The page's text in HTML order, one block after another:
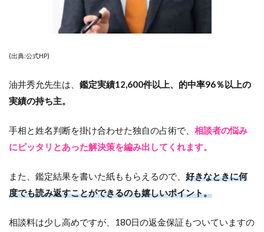
(出典:公式HP)
油井秀允先生は、 鑑定実績12,600件以上、的中率96％以上の
実績の持ち主。
手相と姓名判断を掛け合わせた独自の占術で、 相談者の悩み
にピッタリとあった解決策を編み出してくれます。
また、鑑定結果を書いた紙ももらえるので、 好きなときに何
度でも読み返すことができるのも嬉しいポイント。
相談料は少し高めですが、180日の返金保証もついていますの